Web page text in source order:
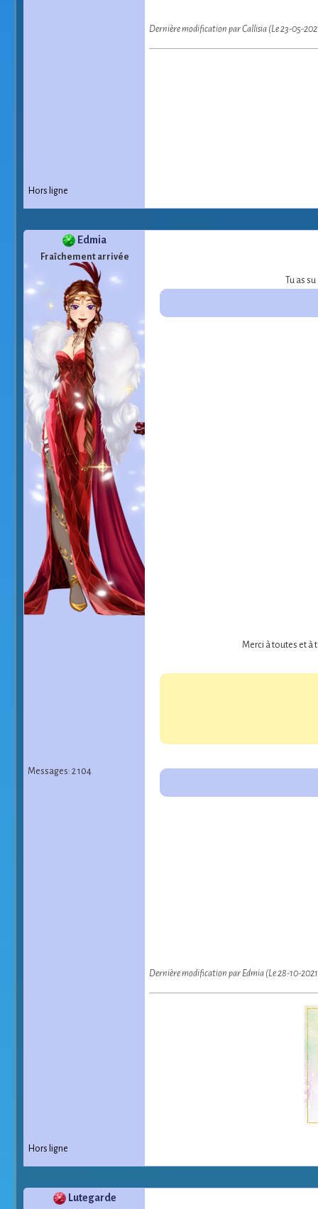
Dernière modification par Callisia (Le 23-05-
Hors ligne
Edmia
Fraîchement arrivée
Messages: 2 104
Tu as
Merci à toutes et à
Dernière modification par Edmia (Le 28-10-
Hors ligne
Lutegarde